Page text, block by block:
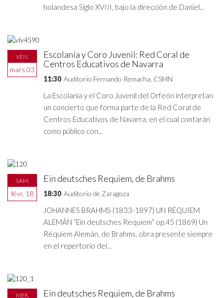
holandesa Siglo XVIII, bajo la dirección de Daniel...
VEN.
mars 03
Escolanía y Coro Juvenil: Red Coral de
Centros Educativos de Navarra
11:30 Auditorio Fernando Remacha, CSMN
La Escolanía y el Coro Juvenil del Orfeón interpretan
un concierto que forma parte de la Red Coral de
Centros Educativos de Navarra, en el cual contarán
como público con...
SAM.
févr. 18
Ein deutsches Requiem, de Brahms
18:30 Auditorio de Zaragoza
JOHANNES BRAHMS (1833-1897) UN RÉQUIEM
ALEMÁN “Ein deutsches Requiem” op.45 (1869) Un
Réquiem Alemán, de Brahms, obra presente siempre
en el repertorio del...
MER. Ein deutsches Requiem, de Brahms